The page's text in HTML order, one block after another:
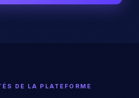
DE LA PLATEFORME